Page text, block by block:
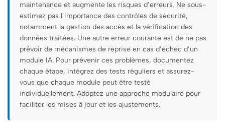
maintenance et augmente les risques d’erreurs. Ne sous-
estimez pas l’importance des contrôles de sécurité,
notamment la gestion des accès et la vérification des
données traitées. Une autre erreur courante est de ne pas
prévoir de mécanismes de reprise en cas d’échec d’un
module IA. Pour prévenir ces problèmes, documentez
chaque étape, intégrez des tests réguliers et assurez-
vous que chaque module peut être testé
individuellement. Adoptez une approche modulaire pour
faciliter les mises à jour et les ajustements.